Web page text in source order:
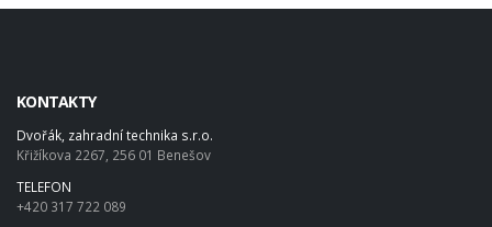
KONTAKTY
Dvořák, zahradní technika s.r.o.
Křižíkova 2267, 256 01 Benešov
TELEFON
+420 317 722 089